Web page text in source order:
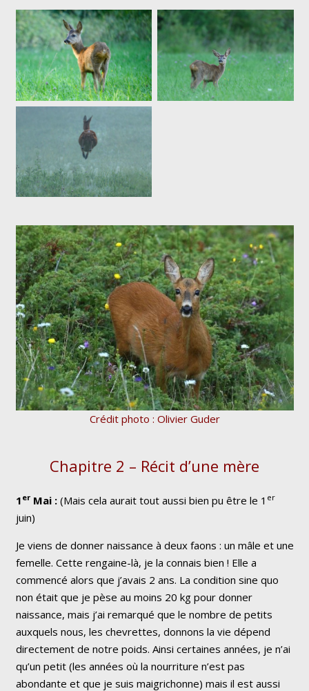
Crédit photo : Olivier Guder
Chapitre 2 – Récit d’une mère
1 erMai : (Mais cela aurait tout aussi bien pu être le 1 er
juin)
Je viens de donner naissance à deux faons : un mâle et une
femelle. Cette rengaine-là, je la connais bien ! Elle a
commencé alors que j’avais 2 ans. La condition sine quo
non était que je pèse au moins 20 kg pour donner
naissance, mais j’ai remarqué que le nombre de petits
auxquels nous, les chevrettes, donnons la vie dépend
directement de notre poids. Ainsi certaines années, je n’ai
qu’un petit (les années où la nourriture n’est pas
abondante et que je suis maigrichonne) mais il est aussi